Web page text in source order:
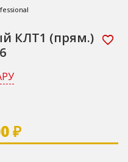
КЛТ1 (прям.)
₽